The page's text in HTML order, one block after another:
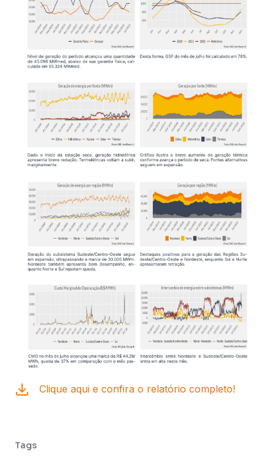
Clique aqui e confira o relatório completo!
Tags